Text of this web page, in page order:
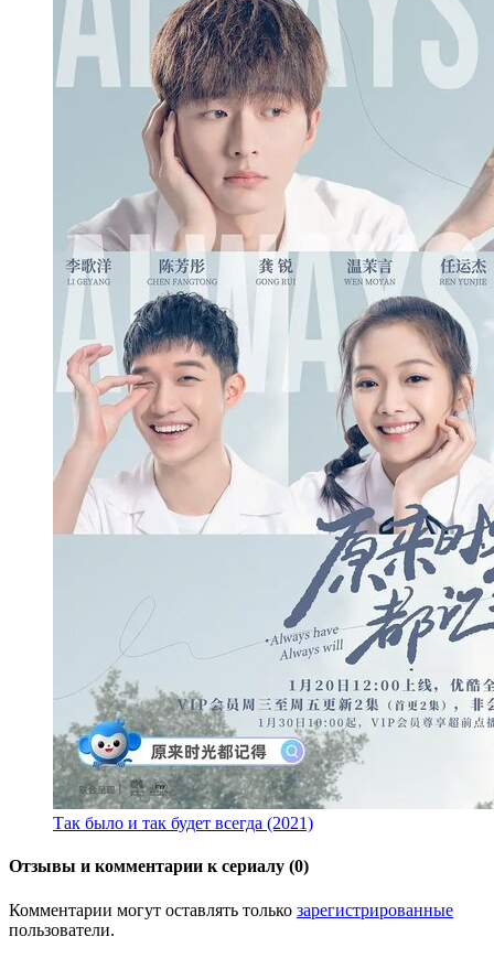
Так было и так будет всегда (2021)
Отзывы и комментарии к сериалу (0)
Комментарии могут оставлять только зарегистрированные
пользователи.